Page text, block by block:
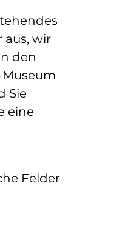
wir
den
Sie
eine
Felder